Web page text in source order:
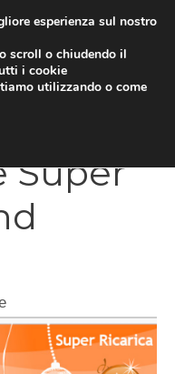
Super
esperienza sul nostro
scroll o chiudendo il
i cookie
utilizzando o come